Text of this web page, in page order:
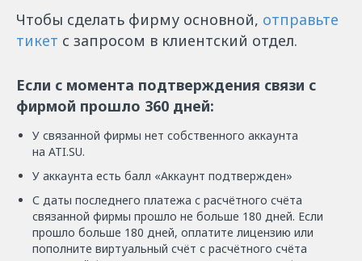
Чтобы сделать фирму основной, отправьте
тикет с запросом в клиентский отдел.
Если с момента подтверждения связи с
фирмой прошло 360 дней:
У связанной фирмы нет собственного аккаунта
на ATI.SU.
У аккаунта есть балл «Аккаунт подтвержден»
С даты последнего платежа с расчётного счёта
связанной фирмы прошло не больше 180 дней. Если
прошло больше 180 дней, оплатите лицензию или
пополните виртуальный счёт с расчётного счёта